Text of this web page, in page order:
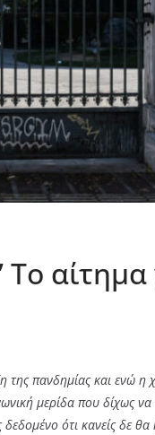
αίτημα
της πανδημίας και ενώ η
μερίδα που δίχως
ότι κανείς δε θα